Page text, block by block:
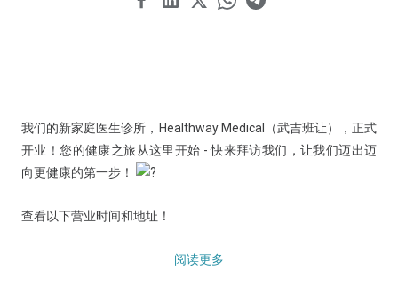
我们的新家庭医生诊所，Healthway Medical（武吉班让），正式
开业！您的健康之旅从这里开始 - 快来拜访我们，让我们迈出迈
向更健康的第一步！
查看以下营业时间和地址！
阅读更多